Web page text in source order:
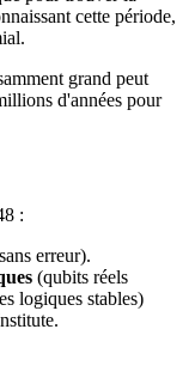
cette période,
grand peut
d'années pour
:
erreur).
(qubits réels
logiques stables)